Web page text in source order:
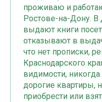
проживаю и
Ростове-на-Дону.
выдают книги
отказывают в
что нет прописки,
Краснодарского
видимости,
дорогие квартиры,
приобрести или